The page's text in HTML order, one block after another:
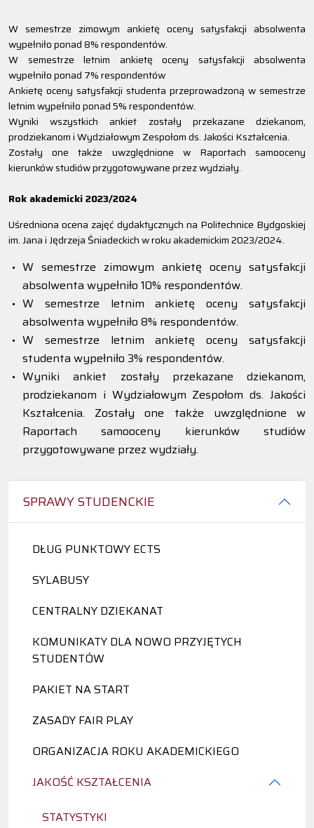
SPRAWY STUDENCKIE
DŁUG PUNKTOWY ECTS
SYLABUSY
CENTRALNY DZIEKANAT
KOMUNIKATY DLA NOWO PRZYJĘTYCH
STUDENTÓW
PAKIET NA START
ZASADY FAIR PLAY
ORGANIZACJA ROKU AKADEMICKIEGO
JAKOŚĆ KSZTAŁCENIA
STATYSTYKI
W semestrze zimowym ankietę oceny satysfakcji absolwenta
wypełniło ponad 8% respondentów.
W semestrze letnim ankietę oceny satysfakcji absolwenta
wypełniło ponad 7% respondentów
Ankietę oceny satysfakcji studenta przeprowadzoną w semestrze
letnim wypełniło ponad 5% respondentów.
Wyniki wszystkich ankiet zostały przekazane dziekanom,
prodziekanom i Wydziałowym Zespołom ds. Jakości Kształcenia.
Zostały one także uwzględnione w Raportach samooceny
kierunków studiów przygotowywane przez wydziały.
Rok akademicki 2023/2024
Uśredniona ocena zajęć dydaktycznych na Politechnice Bydgoskiej
im. Jana i Jędrzeja Śniadeckich w roku akademickim 2023/2024.
W semestrze zimowym ankietę oceny satysfakcji
absolwenta wypełniło 10% respondentów.
W semestrze letnim ankietę oceny satysfakcji
absolwenta wypełniło 8% respondentów.
W semestrze letnim ankietę oceny satysfakcji
studenta wypełniło 3% respondentów.
Wyniki ankiet zostały przekazane dziekanom,
prodziekanom i Wydziałowym Zespołom ds. Jakości
Kształcenia. Zostały one także uwzględnione w
Raportach samooceny kierunków studiów
przygotowywane przez wydziały.